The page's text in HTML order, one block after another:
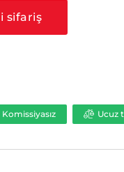
sifariş
Komissiyasız Ucuz